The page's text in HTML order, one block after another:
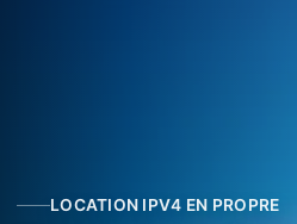
LOCATION IPV4 EN PROPRE